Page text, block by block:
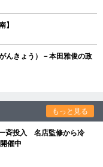
】
んきょう）－本田雅俊の政
もっと見る
斉投入 名店監修から冷
催中